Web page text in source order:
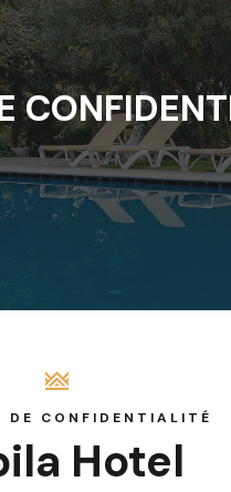
DE CONFIDENTIALITÉ
Hotel